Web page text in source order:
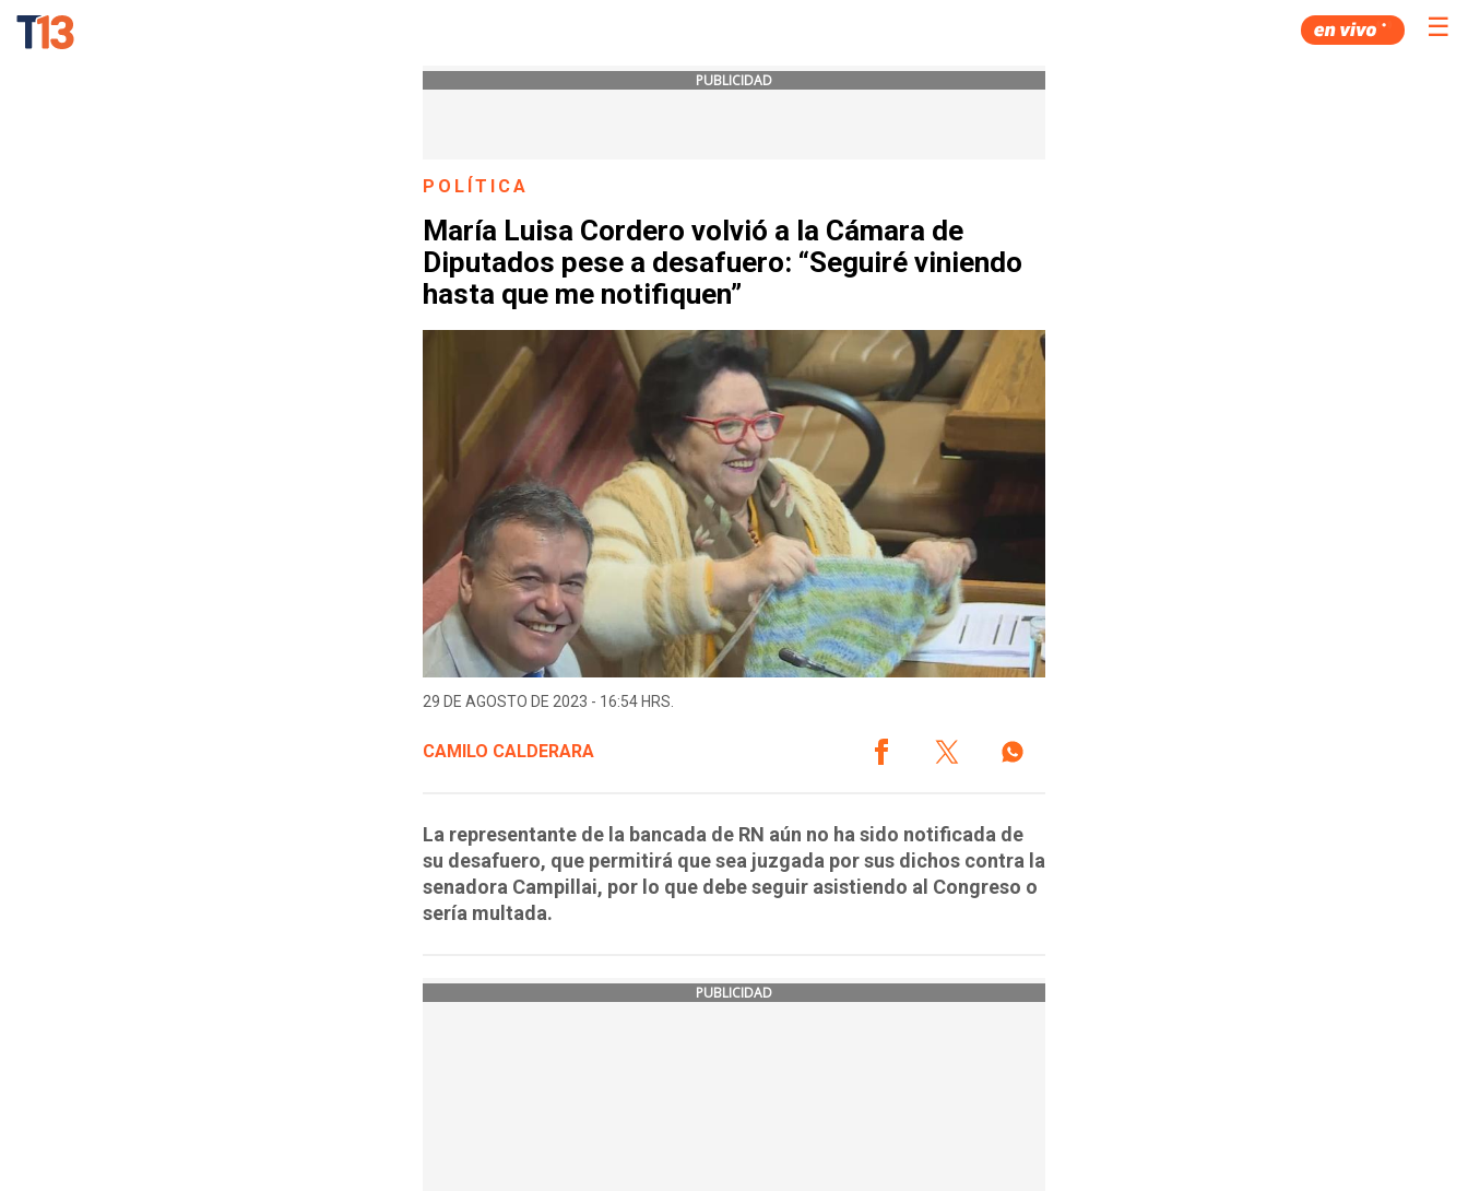
☰
PUBLICIDAD
POLÍTICA
María Luisa Cordero volvió a la Cámara de
Diputados pese a desafuero: “Seguiré viniendo
hasta que me notifiquen”
29 DE AGOSTO DE 2023 - 16:54 HRS.
CAMILO CALDERARA
La representante de la bancada de RN aún no ha sido notificada de
su desafuero, que permitirá que sea juzgada por sus dichos contra la
senadora Campillai, por lo que debe seguir asistiendo al Congreso o
sería multada.
PUBLICIDAD